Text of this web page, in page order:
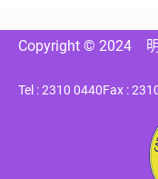
Copyright © 2024
Tel : 2310 0440Fax :